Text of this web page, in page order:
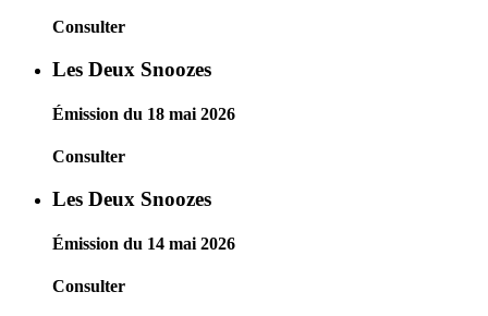
Consulter
Les Deux Snoozes
Émission du 18 mai 2026
Consulter
Les Deux Snoozes
Émission du 14 mai 2026
Consulter